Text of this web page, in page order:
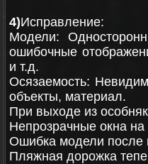
4)Исправление:
Модели:
ошибочные
и т.д.
Осязаемость:
объекты, материал.
При выходе из
Непрозрачные окна
Ошибка модели после
Пляжная дорожка